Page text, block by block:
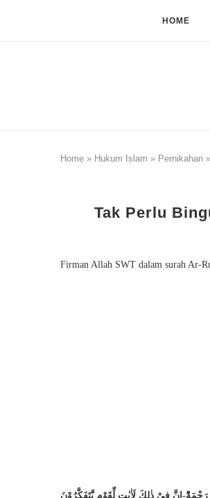
HOME
Home » Hukum Islam » Pernikahan »
Tak Perlu
Firman Allah SWT dalam surah Ar-